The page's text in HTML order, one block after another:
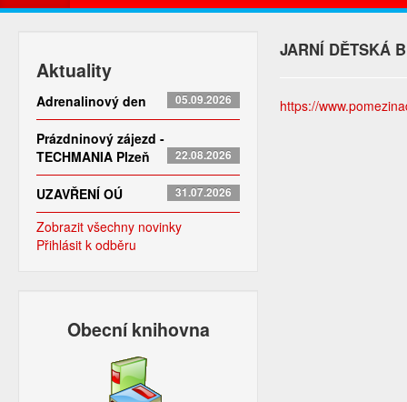
Aktuality
Adrenalinový den 05.09.2026
Prázdninový zájezd -
TECHMANIA Plzeň
22.08.2026
UZAVŘENÍ OÚ 31.07.2026
Zobrazit všechny novinky
Přihlásit k odběru
Obecní knihovna
JARNÍ DĚTSKÁ
https://